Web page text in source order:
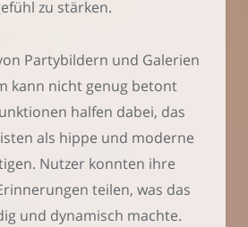
zu stärken.
Partybildern und Galerien
kann nicht genug betont
halfen dabei, das
als hippe und moderne
Nutzer konnten ihre
teilen, was das
und dynamisch machte.